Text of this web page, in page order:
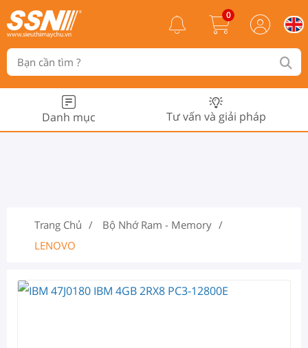
0
Danh mục Tư vấn và giải pháp
Trang Chủ
Bộ Nhớ Ram - Memory
LENOVO